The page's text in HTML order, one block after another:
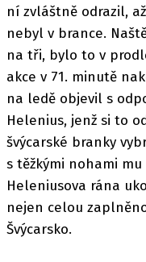
ní zvláštně odrazil,
nebyl v brance.
na tři, bylo to v
akce v 71. minutě
na ledě objevil s
Helenius, jenž si to
švýcarské branky
s těžkými nohami
Heleniusova rána
nejen celou
Švýcarsko.